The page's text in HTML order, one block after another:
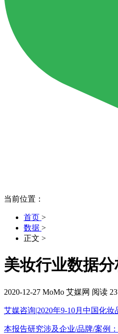
当前位置：
首页 >
数据 >
正文 >
美妆行业数据
2020-12-27 MoMo 艾媒网 阅读
艾媒咨询|2020年9-10月中国化
本报告研究涉及企业/品牌/案例